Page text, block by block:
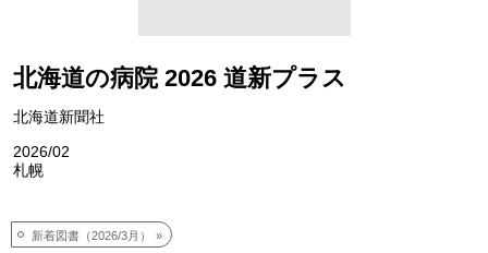
北海道の病院 2026 道新プラス
北海道新聞社
2026/02
札幌
新着図書（2026/3月）